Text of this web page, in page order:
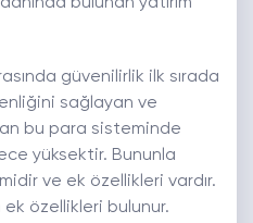
güvenilirlik ilk sırada
sağlayan ve
bu para sisteminde
yüksektir. Bununla
ve ek özellikleri vardır.
özellikleri bulunur.